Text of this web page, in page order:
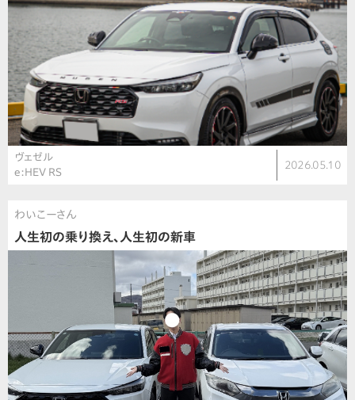
ヴェゼル
e:HEV RS
2026.05.10
わいこーさん
人生初の乗り換え、人生初の新車